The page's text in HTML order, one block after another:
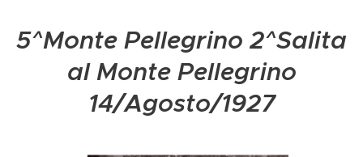
5^Monte Pellegrino 2^Salita
al Monte Pellegrino
14/Agosto/1927